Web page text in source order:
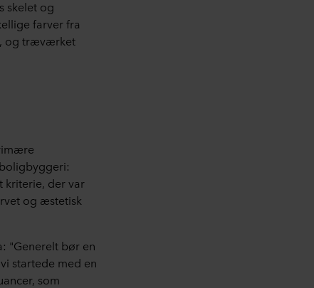
skelet og
farver fra
og træværket
kriterie, der var
og æstetisk
"Generelt bør en
startede med en
som